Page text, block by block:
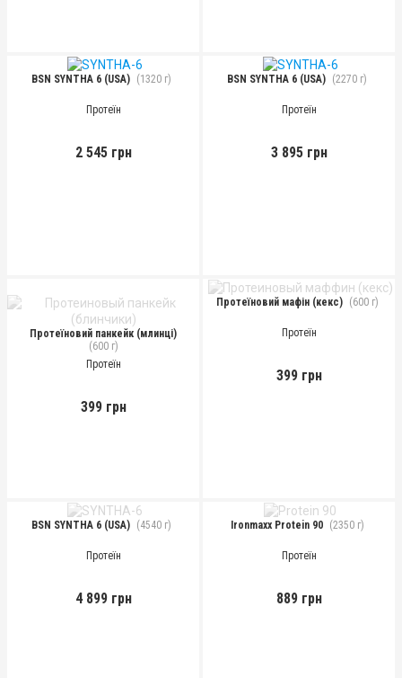
BSN SYNTHA 6 (USA) (1320 г)
Протеїн
2 545 грн
BSN SYNTHA 6 (USA) (2270 г)
Протеїн
3 895 грн
Протеїновий панкейк (млинці)
(600 г)
Протеїн
399 грн
Протеїновий мафін (кекс) (600 г)
Протеїн
399 грн
BSN SYNTHA 6 (USA) (4540 г)
Протеїн
4 899 грн
Ironmaxx Protein 90 (2350 г)
Протеїн
889 грн